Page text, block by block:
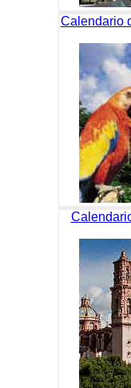
Calendario